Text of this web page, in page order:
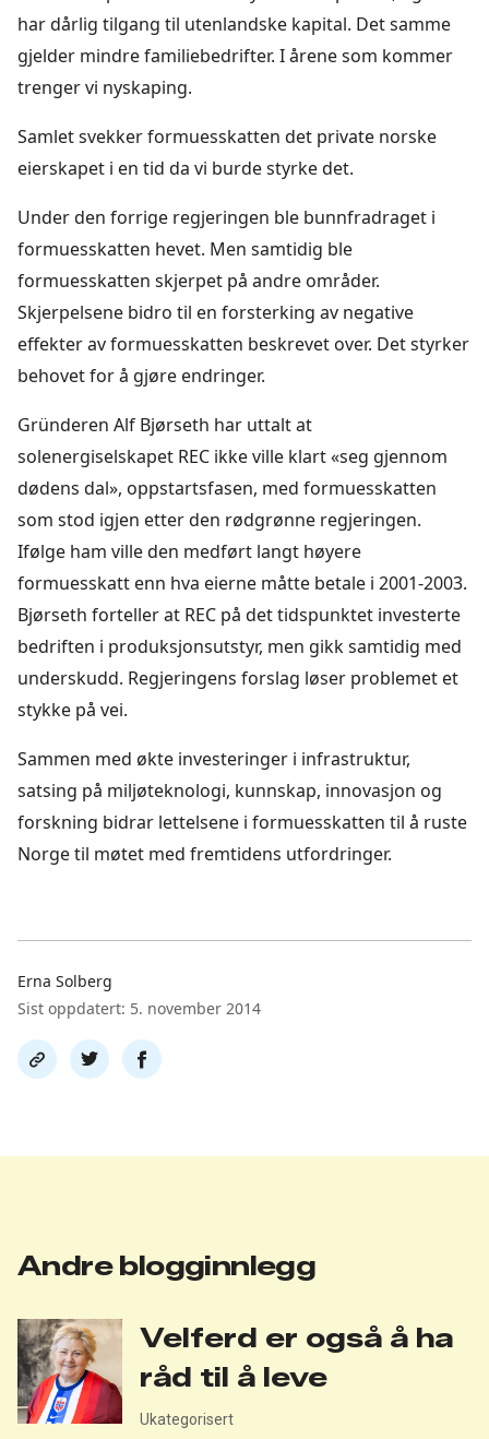
har dårlig tilgang til utenlandske kapital. Det samme
gjelder mindre familiebedrifter. I årene som kommer
trenger vi nyskaping.
Samlet svekker formuesskatten det private norske
eierskapet i en tid da vi burde styrke det.
Under den forrige regjeringen ble bunnfradraget i
formuesskatten hevet. Men samtidig ble
formuesskatten skjerpet på andre områder.
Skjerpelsene bidro til en forsterking av negative
effekter av formuesskatten beskrevet over. Det styrker
behovet for å gjøre endringer.
Gründeren Alf Bjørseth har uttalt at
solenergiselskapet REC ikke ville klart «seg gjennom
dødens dal», oppstartsfasen, med formuesskatten
som stod igjen etter den rødgrønne regjeringen.
Ifølge ham ville den medført langt høyere
formuesskatt enn hva eierne måtte betale i 2001-2003.
Bjørseth forteller at REC på det tidspunktet investerte
bedriften i produksjonsutstyr, men gikk samtidig med
underskudd. Regjeringens forslag løser problemet et
stykke på vei.
Sammen med økte investeringer i infrastruktur,
satsing på miljøteknologi, kunnskap, innovasjon og
forskning bidrar lettelsene i formuesskatten til å ruste
Norge til møtet med fremtidens utfordringer.
Erna Solberg
Sist oppdatert: 5. november 2014
Del
link
Del
på
Del
på
Andre blogginnlegg
Velferd er også å ha
råd til å leve
Ukategorisert